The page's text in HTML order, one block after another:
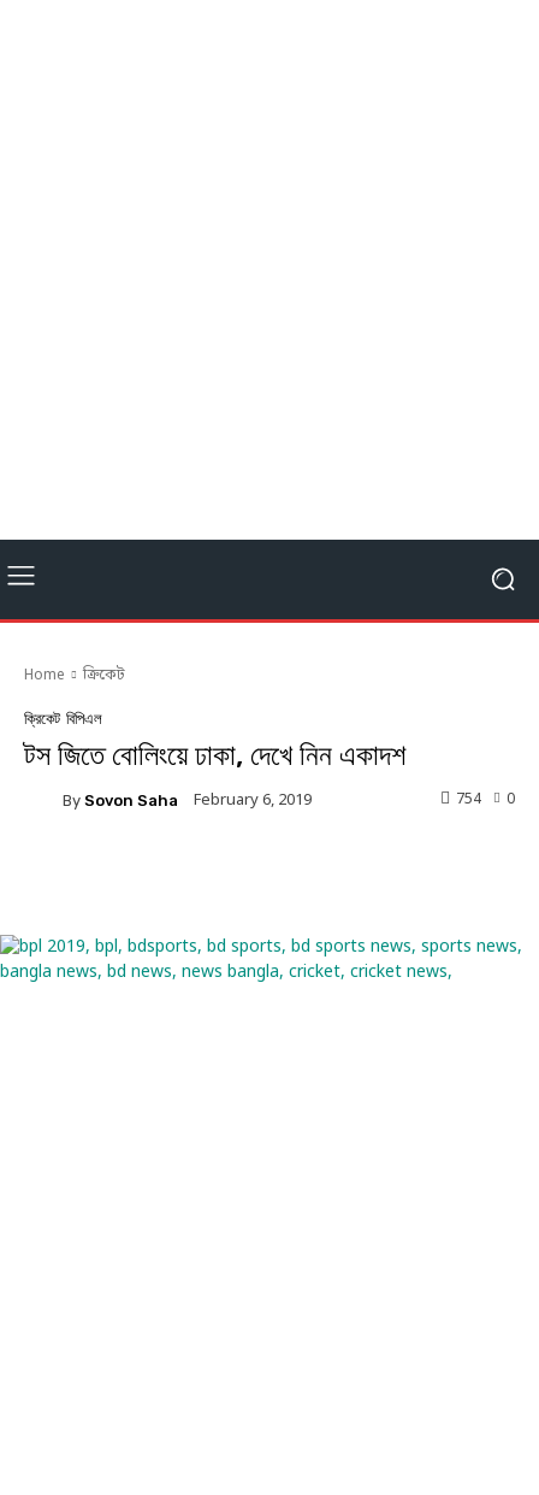
Home ক্রিকেট
ক্রিকেট বিপিএল
টস জিতে বোলিংয়ে ঢাকা, দেখে নিন একাদশ
By Sovon Saha February 6, 2019 0
754